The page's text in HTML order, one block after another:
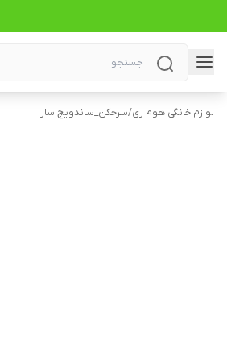
لوازم خانگی هوم زی/سرخکن_ساندویچ ساز